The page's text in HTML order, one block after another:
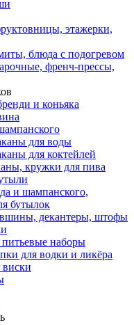
этажерки,
блюда с подогревом
френч-прессы,
и коньяка
для воды
для коктейлей
кружки для пива
и шампанского,
бутылок
декантеры, штофы
наборы
для водки и ликёра